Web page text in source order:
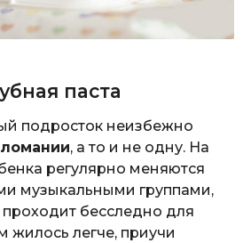
паста
подросток неизбежно
, а то и не одну. На
регулярно меняются
музыкальными группами,
проходит бесследно для
жилось легче, приучи